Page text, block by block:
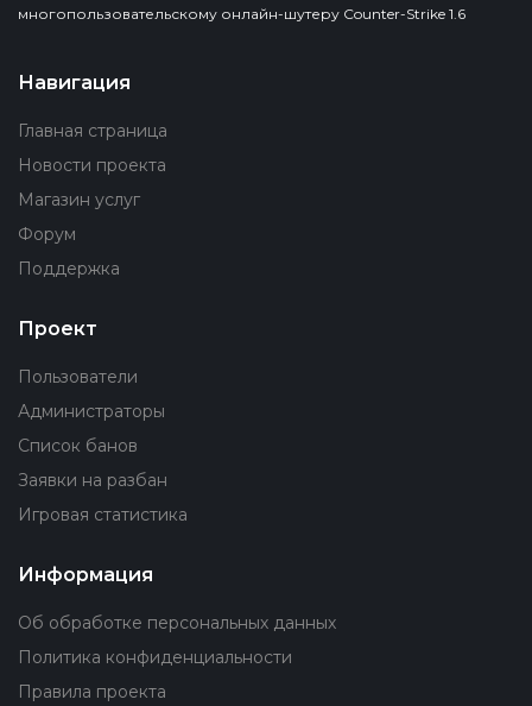
многопользовательскому онлайн-шутеру Counter-Strike 1.6
Навигация
Главная страница
Новости проекта
Магазин услуг
Форум
Поддержка
Проект
Пользователи
Администраторы
Список банов
Заявки на разбан
Игровая статистика
Информация
Об обработке персональных данных
Политика конфиденциальности
Правила проекта